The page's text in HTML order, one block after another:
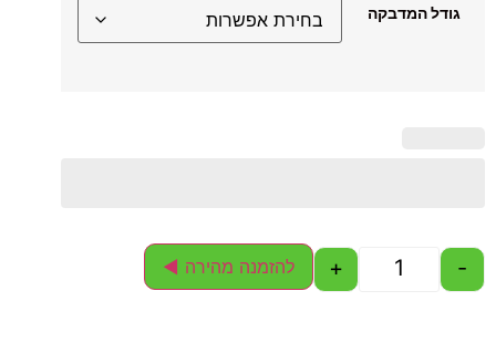
גודל המדבקה
-
+ להזמנה מהירה ◄